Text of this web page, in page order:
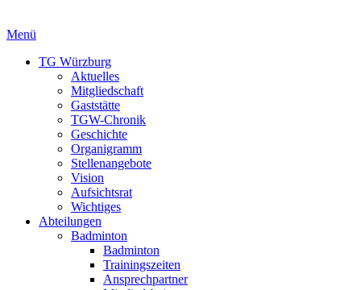
Menü
TG Würzburg
Aktuelles
Mitgliedschaft
Gaststätte
TGW-Chronik
Geschichte
Organigramm
Stellenangebote
Vision
Aufsichtsrat
Wichtiges
Abteilungen
Badminton
Badminton
Trainingszeiten
Ansprechpartner